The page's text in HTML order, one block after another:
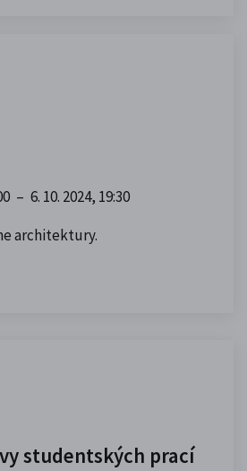
– 6. 10. 2024, 19:30
architektury.
studentských prací